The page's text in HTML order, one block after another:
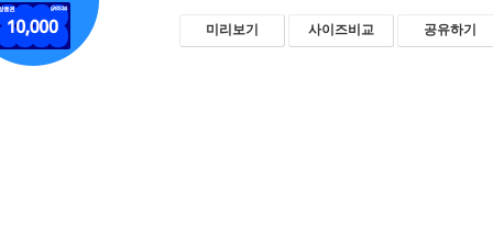
미리보기 사이즈비교 공유하기